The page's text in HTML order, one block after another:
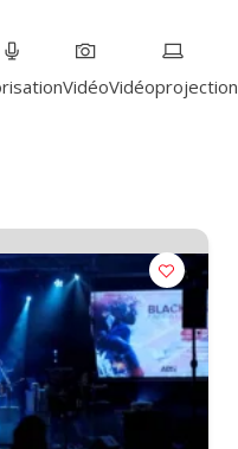
VidéoVidéoprojection